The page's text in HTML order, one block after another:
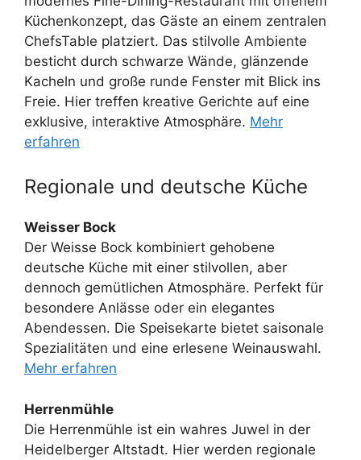
Küchenkonzept, das Gäste an einem zentralen
ChefsTable platziert. Das stilvolle Ambiente
besticht durch schwarze Wände, glänzende
Kacheln und große runde Fenster mit Blick ins
Freie. Hier treffen kreative Gerichte auf eine
exklusive, interaktive Atmosphäre. Mehr
erfahren
Regionale und deutsche Küche
Weisser Bock
Der Weisse Bock kombiniert gehobene
deutsche Küche mit einer stilvollen, aber
dennoch gemütlichen Atmosphäre. Perfekt für
besondere Anlässe oder ein elegantes
Abendessen. Die Speisekarte bietet saisonale
Spezialitäten und eine erlesene Weinauswahl.
Mehr erfahren
Herrenmühle
Die Herrenmühle ist ein wahres Juwel in der
Heidelberger Altstadt. Hier werden regionale